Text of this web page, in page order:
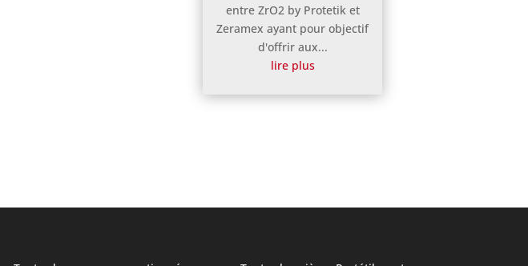
entre ZrO2 by Protetik et
Zeramex ayant pour objectif
d'offrir aux...
lire plus